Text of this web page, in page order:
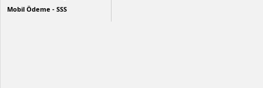
Mobil Ödeme - SSS